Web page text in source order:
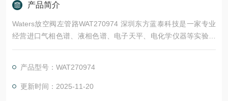
产品简介
Waters放空阀左管路WAT270974 深圳东方蓝泰科技是一家专业
经营进口气相色谱、液相色谱、电子天平、电化学仪器等实验室
分析仪器设备、通用仪器设备及色谱柱、试剂、标准品等的高科
产品型号：WAT270974
更新时间：2025-11-20